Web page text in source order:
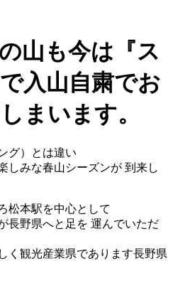
山も今は『ス
入山自粛でお
まいます。
グ）とは違い
しみな春山シーズンが 到来し
松本駅を中心として
長野県へと足を 運んでいただ
く観光産業県であります長野県